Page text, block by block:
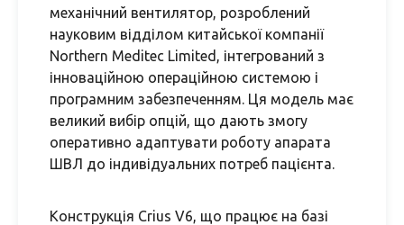
механічний вентилятор, розроблений
науковим відділом китайської компанії
Northern Meditec Limited, інтегрований з
інноваційною операційною системою і
програмним забезпеченням. Ця модель має
великий вибір опцій, що дають змогу
оперативно адаптувати роботу апарата
ШВЛ до індивідуальних потреб пацієнта.
Конструкція Crius V6, що працює на базі